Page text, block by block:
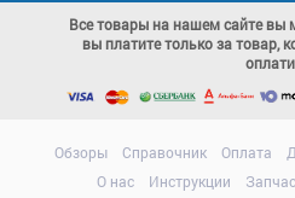
Все товары на нашем сайте вы
вы платите только за товар,
Обзоры Справочник Оплата
О нас
Инструкции